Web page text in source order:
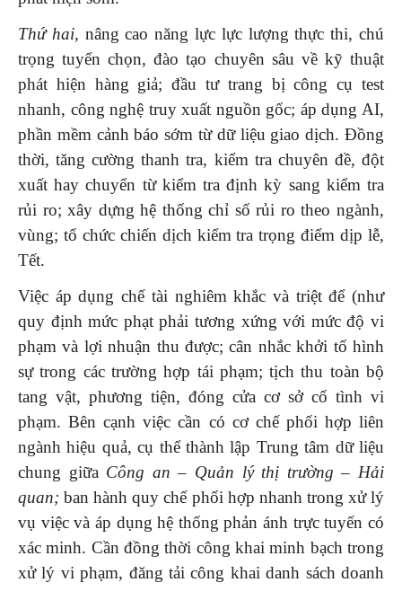
Thứhai, nâng cao năng lực lực lượng thực thi, chú
trọng tuyển chọn, đào tạo chuyên sâu về kỹ thuật
phát hiện hàng giả; đầu tư trang bị công cụ test
nhanh, công nghệ truy xuất nguồn gốc; áp dụng AI,
phần mềm cảnh báo sớm từ dữ liệu giao dịch. Đồng
thời, tăng cường thanh tra, kiểm tra chuyên đề, đột
xuất hay chuyển từ kiểm tra định kỳ sang kiểm tra
rủi ro; xây dựng hệ thống chỉ số rủi ro theo ngành,
vùng; tổ chức chiến dịch kiểm tra trọng điểm dịp lễ,
Tết.
Việc áp dụng chế tài nghiêm khắc và triệt để (như
quy định mức phạt phải tương xứng với mức độ vi
phạm và lợi nhuận thu được; cân nhắc khởi tố hình
sự trong các trường hợp tái phạm; tịch thu toàn bộ
tang vật, phương tiện, đóng cửa cơ sở cố tình vi
phạm. Bên cạnh việc cần có cơ chế phối hợp liên
ngành hiệu quả, cụ thể thành lập Trung tâm dữ liệu
chung giữa Công an – Quản lý thị trường – Hải
quan;ban hành quy chế phối hợp nhanh trong xử lý
vụ việc và áp dụng hệ thống phản ánh trực tuyến có
xác minh. Cần đồng thời công khai minh bạch trong
xử lý vi phạm, đăng tải công khai danh sách doanh